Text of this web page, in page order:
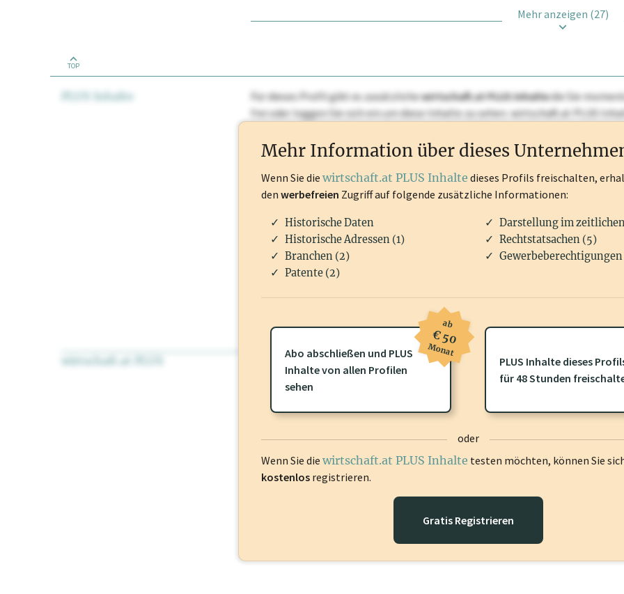
Mehr anzeigen (27)
TOP
PLUS Inhalte Für dieses Profil gibt es zusätzlichewirtschaft.at PLUS Inhaltedie Sie
frei oder loggen Sie sich ein um diese Inhalte zu sehen. wirtschaft.at PLUS
wirtschaft.at PLUS Für dieses Profil gibt es zusätzliche wirtschaft.at PLUS Inhaltedie Sie
frei oder loggen Sie sich ein um diese Inhalte zu sehen.
Mehr Information über dieses
Wenn Sie die wirtschaft.at PLUS Inhalte dieses Profils freischalten,
den werbefreien Zugriff auf folgende zusätzliche Informationen:
Historische Daten
Darstellung im
Historische Adressen (1)
Rechtstatsachen (5)
Branchen (2)
Patente (2)
Abo abschließen und PLUS
Inhalte von allen Profilen
sehen
ab
€ 50
Monat
PLUS Inhalte dieses
für 48 Stunden
oder
Wenn Sie die wirtschaft.at PLUS Inhalte testen möchten, können Sie
kostenlos registrieren.
Gratis Registrieren